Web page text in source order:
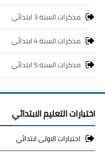
مذكرات السنة 3 ابتدائي
مذكرات السنة 4 ابتدائي
مذكرات السنة 5 ابتدائي
اختبارات التعليم الابتدائي
اختبارات الاولى ابتدائي